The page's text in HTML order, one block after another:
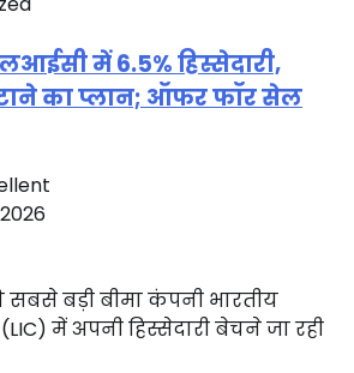
में 6.5% हिस्सेदारी,
का प्लान; ऑफर फॉर सेल
बड़ी बीमा कंपनी भारतीय
में अपनी हिस्सेदारी बेचने जा रही